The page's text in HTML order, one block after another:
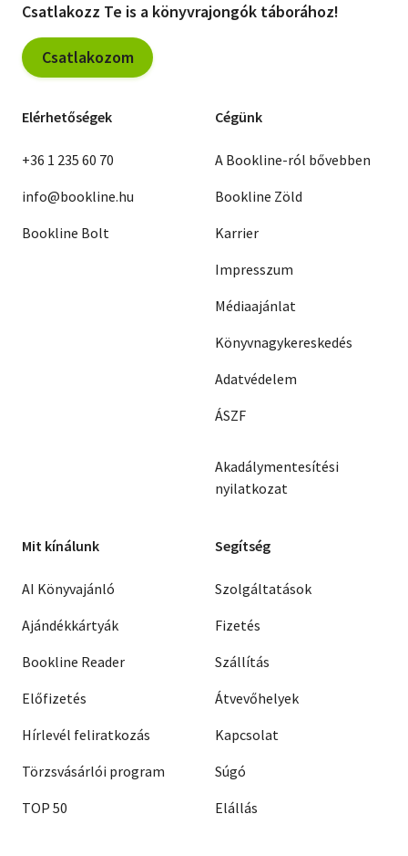
Csatlakozz Te is a könyvrajongók táborához!
Csatlakozom
Elérhetőségek
+36 1 235 60 70
info@bookline.hu
Bookline Bolt
Cégünk
A Bookline-ról bővebben
Bookline Zöld
Karrier
Impresszum
Médiaajánlat
Könyvnagykereskedés
Adatvédelem
ÁSZF
Akadálymentesítési
nyilatkozat
Mit kínálunk
AI Könyvajánló
Ajándékkártyák
Bookline Reader
Előfizetés
Hírlevél feliratkozás
Törzsvásárlói program
TOP 50
Segítség
Szolgáltatások
Fizetés
Szállítás
Átvevőhelyek
Kapcsolat
Súgó
Elállás